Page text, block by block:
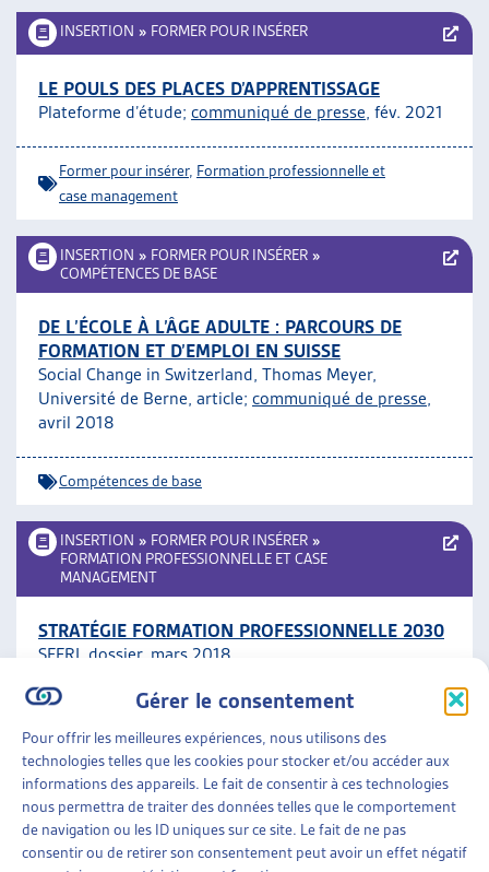
Gérer le consentement
Pour offrir les meilleures expériences, nous utilisons des
technologies telles que les cookies pour stocker et/ou accéder aux
informations des appareils. Le fait de consentir à ces technologies
nous permettra de traiter des données telles que le comportement
de navigation ou les ID uniques sur ce site. Le fait de ne pas
consentir ou de retirer son consentement peut avoir un effet négatif
INSERTION » FORMER POUR INSÉRER
LE POULS DES PLACES D’APPRENTISSAGE
Plateforme d’étude; communiqué de presse, fév. 2021
Former pour insérer, Formation professionnelle et
case management
INSERTION » FORMER POUR INSÉRER »
COMPÉTENCES DE BASE
DE L’ÉCOLE À L’ÂGE ADULTE : PARCOURS DE
FORMATION ET D’EMPLOI EN SUISSE
Social Change in Switzerland, Thomas Meyer,
Université de Berne, article; communiqué de presse,
avril 2018
Compétences de base
INSERTION » FORMER POUR INSÉRER »
FORMATION PROFESSIONNELLE ET CASE
MANAGEMENT
STRATÉGIE FORMATION PROFESSIONNELLE 2030
SEFRI, dossier, mars 2018
Formation professionnelle et case management
INSERTION»FORMER POUR INSÉRER»
COMPÉTENCES DE BASE
LA FORMATION CONTINUE DANS LE DOMAINE
DES COMPÉTENCES DE BASE EST IMPORTANTE